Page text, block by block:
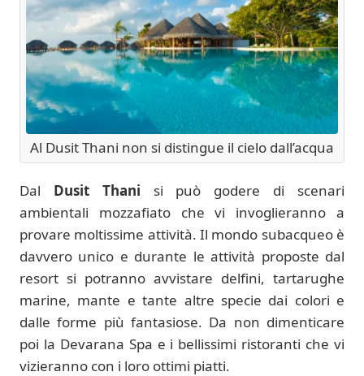
Al Dusit Thani non si distingue il cielo dall’acqua
Dal Dusit Thani si può godere di scenari
ambientali mozzafiato che vi invoglieranno a
provare moltissime attività. Il mondo subacqueo è
davvero unico e durante le attività proposte dal
resort si potranno avvistare delfini, tartarughe
marine, mante e tante altre specie dai colori e
dalle forme più fantasiose. Da non dimenticare
poi la Devarana Spa e i bellissimi ristoranti che vi
vizieranno con i loro ottimi piatti.